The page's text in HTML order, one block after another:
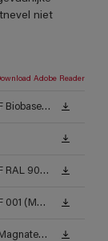
niet
Adobe Reader
Technisch Informatieblad Magnatex Mat SF Biobased (TDS)
Veiligheidsinformatieblad Magnatex Mat SF RAL 9010 (MSDS)
Veiligheidsinformatieblad Magnatex Mat SF 001 (MSDS)
Technical Report decontamineerbaarheid Magnatex Mat SF